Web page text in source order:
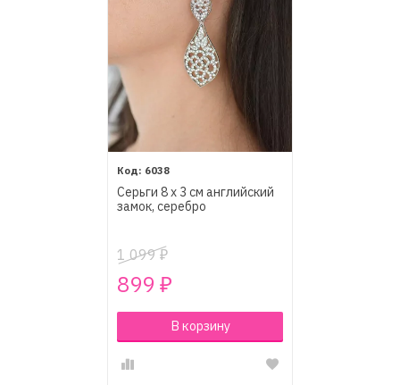
6038
Серьги 8 х 3 см английский
замок, серебро
1 099₽
899 ₽
В корзину